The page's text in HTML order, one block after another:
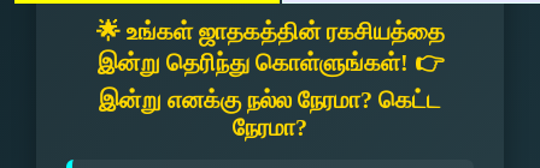
🌟 உங்கள் ஜாதகத்தின் ரகசியத்தை
இன்று தெரிந்து கொள்ளுங்கள்! 👉
இன்று எனக்கு நல்ல நேரமா? கெட்ட
நேரமா?